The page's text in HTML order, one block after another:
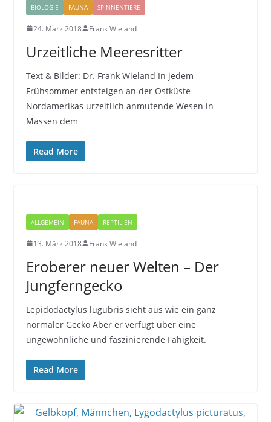
BIOLOGIE FAUNA SPINNENTIERE
24. März 2018 Frank Wieland
Urzeitliche Meeresritter
Text & Bilder: Dr. Frank Wieland In jedem
Frühsommer entsteigen an der Ostküste
Nordamerikas urzeitlich anmutende Wesen in
Massen dem
Read More
ALLGEMEIN FAUNA REPTILIEN
13. März 2018 Frank Wieland
Eroberer neuer Welten – Der
Jungferngecko
Lepidodactylus lugubris sieht aus wie ein ganz
normaler Gecko Aber er verfügt über eine
ungewöhnliche und faszinierende Fähigkeit.
Read More